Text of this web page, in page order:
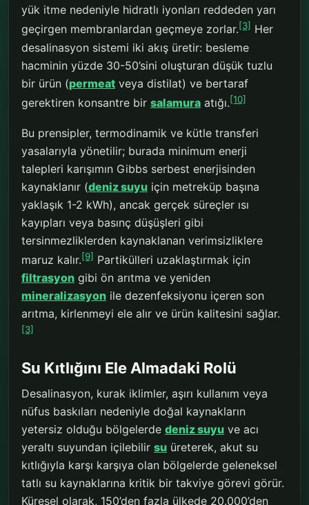
yük itme nedeniyle hidratlı iyonları reddeden yarı
geçirgen membranlardan geçmeye zorlar.[3] Her
desalinasyon sistemi iki akış üretir: besleme
hacminin yüzde 30-50’sini oluşturan düşük tuzlu
bir ürün (permeat veya distilat) ve bertaraf
gerektiren konsantre bir salamura atığı.[10]
Bu prensipler, termodinamik ve kütle transferi
yasalarıyla yönetilir; burada minimum enerji
talepleri karışımın Gibbs serbest enerjisinden
kaynaklanır (deniz suyu için metreküp başına
yaklaşık 1-2 kWh), ancak gerçek süreçler ısı
kayıpları veya basınç düşüşleri gibi
tersinmezliklerden kaynaklanan verimsizliklere
maruz kalır.[9] Partikülleri uzaklaştırmak için
filtrasyon gibi ön arıtma ve yeniden
mineralizasyon ile dezenfeksiyonu içeren son
arıtma, kirlenmeyi ele alır ve ürün kalitesini sağlar.
[3]
Su Kıtlığını Ele Almadaki Rolü
Desalinasyon, kurak iklimler, aşırı kullanım veya
nüfus baskıları nedeniyle doğal kaynakların
yetersiz olduğu bölgelerde deniz suyu ve acı
yeraltı suyundan içilebilir su üreterek, akut su
kıtlığıyla karşı karşıya olan bölgelerde geleneksel
tatlı su kaynaklarına kritik bir takviye görevi görür.
Küresel olarak, 150’den fazla ülkede 20.000’den